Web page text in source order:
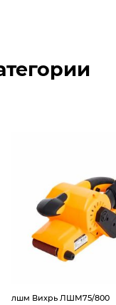
лшм Вихрь ЛШМ75/800